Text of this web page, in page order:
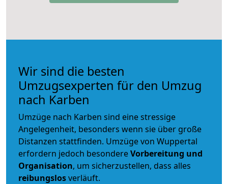
Wir sind die besten
Umzugsexperten für den Umzug
nach Karben
Umzüge nach Karben sind eine stressige
Angelegenheit, besonders wenn sie über große
Distanzen stattfinden. Umzüge von Wuppertal
erfordern jedoch besondereVorbereitung und
Organisation, um sicherzustellen, dass alles
reibungslosverläuft.